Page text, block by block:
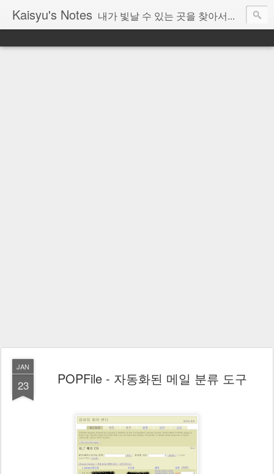
Kaisyu's Notes 내가 빛날 수 있는 곳을 찾아서...
JAN
23 POPFile - 자동화된 메일 분류 도구